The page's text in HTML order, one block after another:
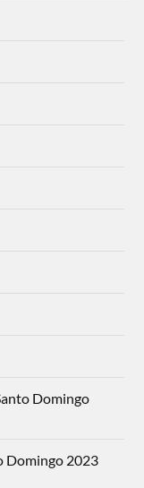
Domingo
Domingo 2023